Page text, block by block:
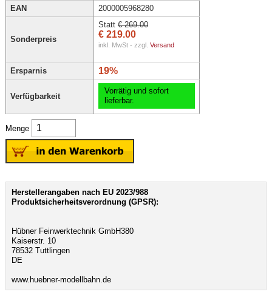
EAN
2000005968280
Sonderpreis
Statt € 269.00
€ 219.00
inkl. MwSt - zzgl. Versand
Ersparnis 19%
Verfügbarkeit
Vorrätig und sofort
lieferbar.
Menge
Herstellerangaben nach EU 2023/988
Produktsicherheitsverordnung (GPSR):
Hübner Feinwerktechnik GmbH380
Kaiserstr. 10
78532 Tuttlingen
DE
www.huebner-modellbahn.de